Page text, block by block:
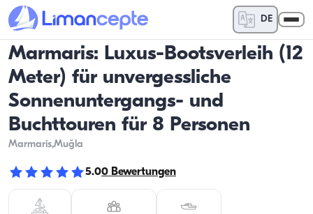
DE
Marmaris: Luxus-Bootsverleih (12
Meter) für unvergessliche
Sonnenuntergangs- und
Buchttouren für 8 Personen
Marmaris,Muğla
5.00 Bewertungen